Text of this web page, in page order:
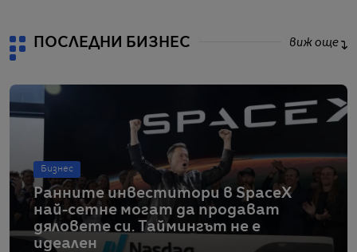
ПОСЛЕДНИ БИЗНЕС виж още
Бизнес
Ранните инвеститори в SpaceX
най-сетне могат да продават
дяловете си. Таймингът не е
идеален